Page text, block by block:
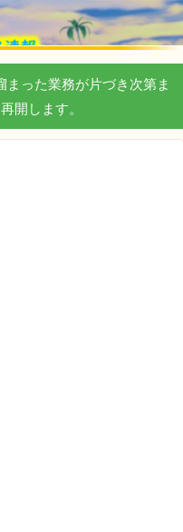
まった業務が片づき次第ま
開します。